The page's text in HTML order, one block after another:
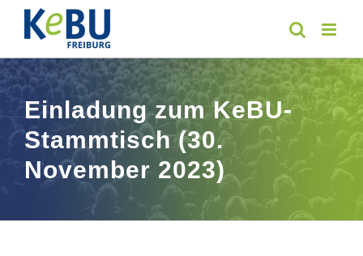
Skip
content
Einladung zum KeBU-
Stammtisch (30.
November 2023)